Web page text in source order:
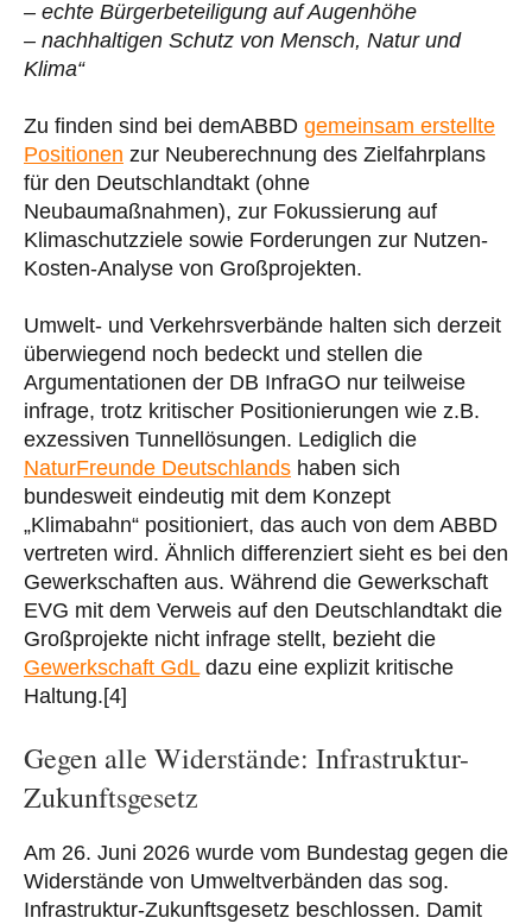
– echte Bürgerbeteiligung auf Augenhöhe
– nachhaltigen Schutz von Mensch, Natur und
Klima“
Zu finden sind bei demABBD gemeinsam erstellte
Positionen zur Neuberechnung des Zielfahrplans
für den Deutschlandtakt (ohne
Neubaumaßnahmen), zur Fokussierung auf
Klimaschutzziele sowie Forderungen zur Nutzen-
Kosten-Analyse von Großprojekten.
Umwelt- und Verkehrsverbände halten sich derzeit
überwiegend noch bedeckt und stellen die
Argumentationen der DB InfraGO nur teilweise
infrage, trotz kritischer Positionierungen wie z.B.
exzessiven Tunnellösungen. Lediglich die
NaturFreunde Deutschlands haben sich
bundesweit eindeutig mit dem Konzept
„Klimabahn“ positioniert, das auch von dem ABBD
vertreten wird. Ähnlich differenziert sieht es bei den
Gewerkschaften aus. Während die Gewerkschaft
EVG mit dem Verweis auf den Deutschlandtakt die
Großprojekte nicht infrage stellt, bezieht die
Gewerkschaft GdLdazu eine explizit kritische
Haltung.[4]
Gegen alle Widerstände: Infrastruktur-
Zukunftsgesetz
Am 26. Juni 2026 wurde vom Bundestag gegen die
Widerstände von Umweltverbänden das sog.
Infrastruktur-Zukunftsgesetz beschlossen. Damit